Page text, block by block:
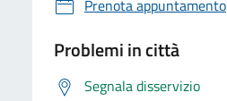
Prenota appuntamento
Problemi in città
Segnala disservizio